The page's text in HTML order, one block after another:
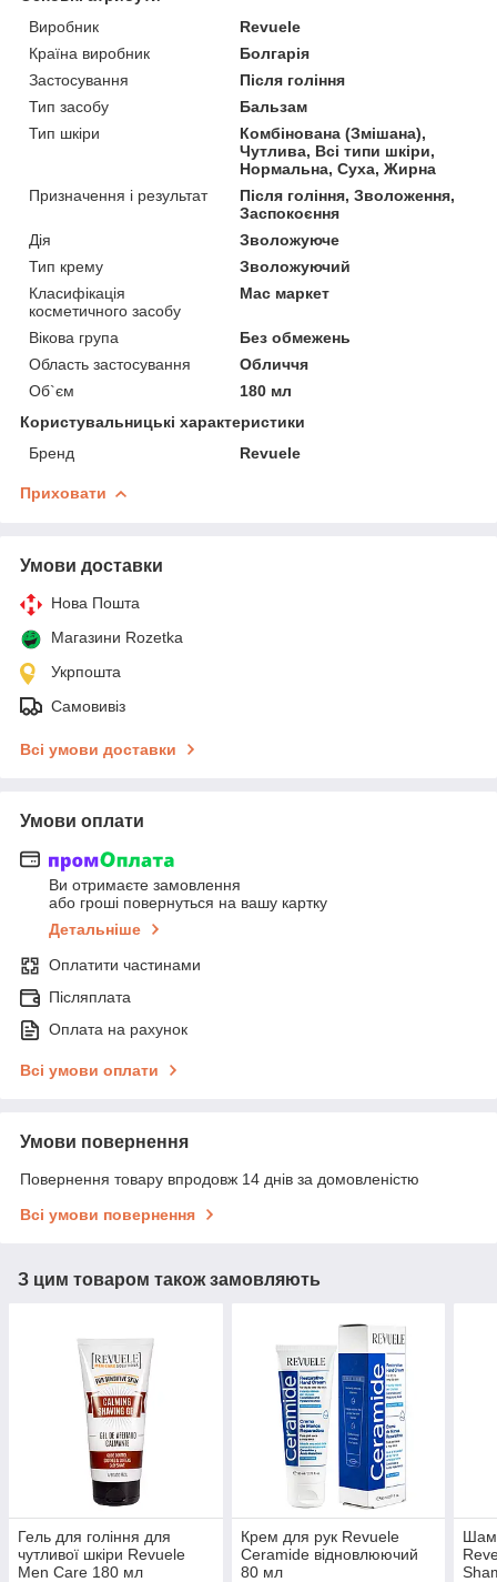
Виробник
Revuele
Країна виробник
Болгарія
Застосування
Після гоління
Тип засобу
Бальзам
Тип шкіри
Комбінована (Змішана),
Чутлива, Всі типи шкіри,
Нормальна, Суха, Жирна
Призначення і результат
Після гоління, Зволоження,
Заспокоєння
Дія
Зволожуюче
Тип крему
Зволожуючий
Класифікація
косметичного засобу
Мас маркет
Вікова група
Без обмежень
Область застосування
Обличчя
Об`єм
180 мл
Користувальницькі характеристики
Бренд
Revuele
Приховати
Умови доставки
Нова Пошта
Магазини Rozetka
Укрпошта
Самовивіз
Всі умови доставки
Умови оплати
Ви отримаєте замовлення
або гроші повернуться на вашу картку
Детальніше
Оплатити частинами
Післяплата
Оплата на рахунок
Всі умови оплати
Умови повернення
Повернення товару впродовж 14 днів за домовленістю
Всі умови повернення
З цим товаром також замовляють
Гель для гоління для
чутливої шкіри Revuele
Men Care 180 мл
Крем для рук Revuele
Сeramide відновлюючий
80 мл